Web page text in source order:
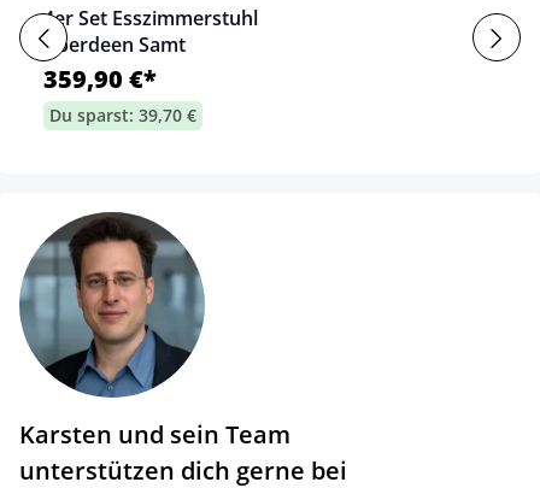
4er Set Esszimmerstuhl
Aberdeen Samt
359,90 €*
Du sparst: 39,70 €
Karsten und sein Team
unterstützen dich gerne bei